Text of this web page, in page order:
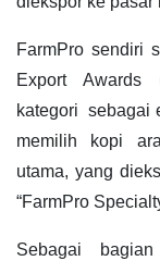
FarmPro sendiri
Export Awards
kategori sebagai
memilih kopi
utama, yang
“FarmPro
Sebagai